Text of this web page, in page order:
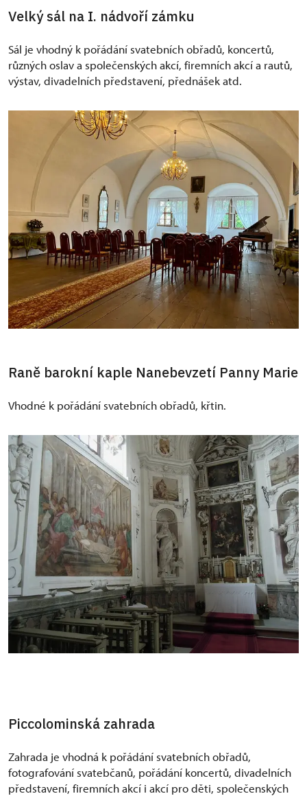
Velký sál na I. nádvoří zámku
Sál je vhodný k pořádání svatebních obřadů, koncertů,
různých oslav a společenských akcí, firemních akcí a rautů,
výstav, divadelních představení, přednášek atd.
Raně barokní kaple Nanebevzetí Panny Marie
Vhodné k pořádání svatebních obřadů, křtin.
Piccolominská zahrada
Zahrada je vhodná k pořádání svatebních obřadů,
fotografování svatebčanů, pořádání koncertů, divadelních
představení, firemních akcí i akcí pro děti, společenských